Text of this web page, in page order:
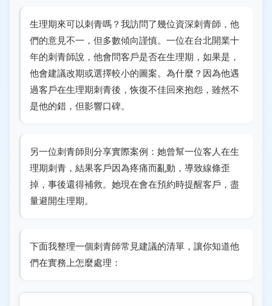
生理期來可以刺青嗎？我訪問了幾位資深刺青師，他
們的意見不一，但多數傾向謹慎。一位在台北開業十
年的刺青師說，他會問客戶是否在生理期，如果是，
他會建議改期或選擇較小的圖案。為什麼？因為他遇
過客戶在生理期刺青後，恢復不佳回來抱怨，雖然不
是他的錯，但影響口碑。
另一位刺青師則分享實際案例：她曾幫一位客人在生
理期刺青，結果客戶因為疼痛而亂動，導致線條歪
掉，事後還得補救。她現在會在預約時提醒客戶，盡
量避開生理期。
下面我整理一個刺青師常見建議的清單，讓你知道他
們在實務上怎麼處理：